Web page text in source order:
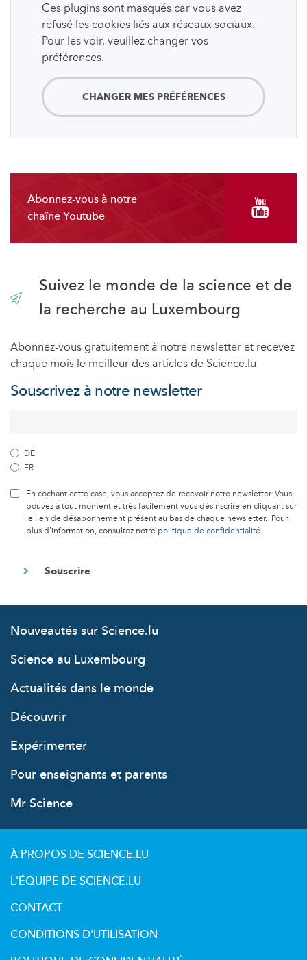
Ces plugins sont masqués car vous avez
refusé les cookies liés aux réseaux sociaux.
Pour les voir, veuillez changer vos
préférences.
CHANGER MES PRÉFÉRENCES
Abonnez-vous à notre
chaîne Youtube
Suivez le monde de la science et de
la recherche au Luxembourg
Abonnez-vous gratuitement à notre newsletter et recevez
chaque mois le meilleur des articles de Science.lu
Souscrivez à notre newsletter
DE
FR
En cochant cette case, vous acceptez de recevoir notre newsletter. Vous
pouvez à tout moment et très facilement vous désinscrire en cliquant sur
le lien de désabonnement présent au bas de chaque newsletter. Pour
plus d’information, consultez notre politique de confidentialité.
Nouveautés sur Science.lu
Science au Luxembourg
Actualités dans le monde
Découvrir
Expérimenter
Pour enseignants et parents
Mr Science
À PROPOS DE SCIENCE.LU
L'ÉQUIPE DE SCIENCE.LU
CONTACT
CONDITIONS D'UTILISATION